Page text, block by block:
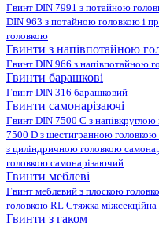
Гвинт DIN 7991 з потайною
DIN 963 з потайною головкою і
головкою
Гвинти з напівпотайною
Гвинт DIN 966 з напівпотайною
Гвинти барашкові
Гвинт DIN 316 барашковий
Гвинти самонарізаючі
Гвинт DIN 7500 C з
7500 D з шестигранною
з циліндричною головкою
головкою самонарізаючий
Гвинти меблеві
Гвинт меблевий з плоскою
головкою RL Стяжка міжсекційна
Гвинти з гаком